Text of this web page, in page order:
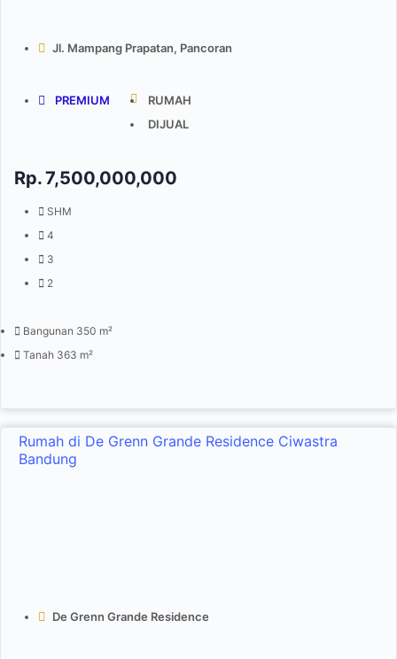
Jl. Mampang Prapatan, Pancoran
PREMIUM
RUMAH
DIJUAL
Rp.7,500,000,000
SHM
4
3
2
Bangunan 350 m²
Tanah 363 m²
Rumah di De Grenn Grande Residence Ciwastra
Bandung
De Grenn Grande Residence